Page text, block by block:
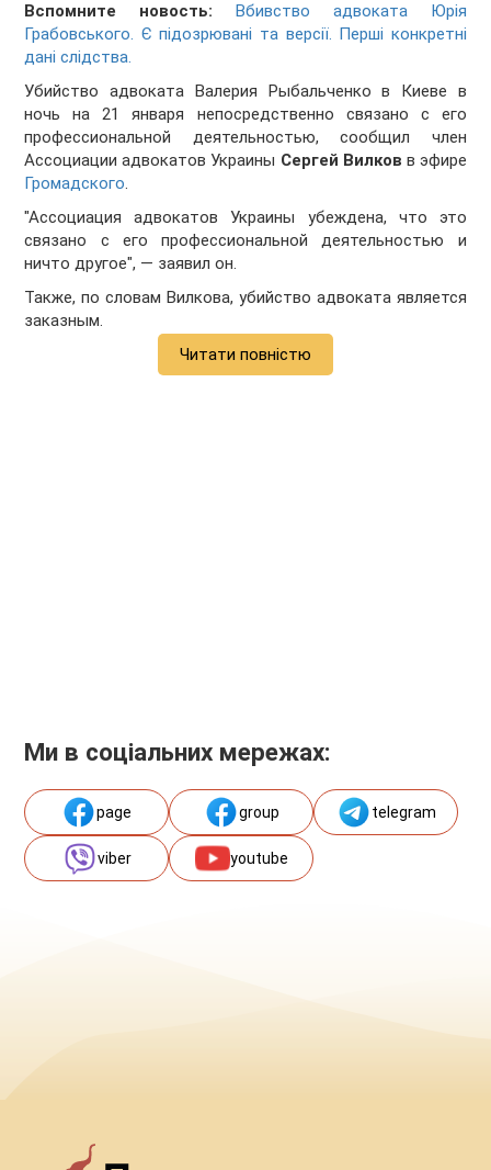
Вспомните новость:
Вбивство адвоката Юрія
Грабовського. Є підозрювані та версії. Перші конкретні
дані слідства.
Убийство адвоката Валерия Рыбальченко в Киеве в
ночь на 21 января непосредственно связано с его
профессиональной деятельностью, сообщил член
Ассоциации адвокатов Украины Сергей Вилков в эфире
Громадского.
"Ассоциация адвокатов Украины убеждена, что это
связано с его профессиональной деятельностью и
ничто другое", — заявил он.
Также, по словам Вилкова, убийство адвоката является
заказным.
Читати повністю
Ми в соціальних мережах:
page group telegram
viber youtube